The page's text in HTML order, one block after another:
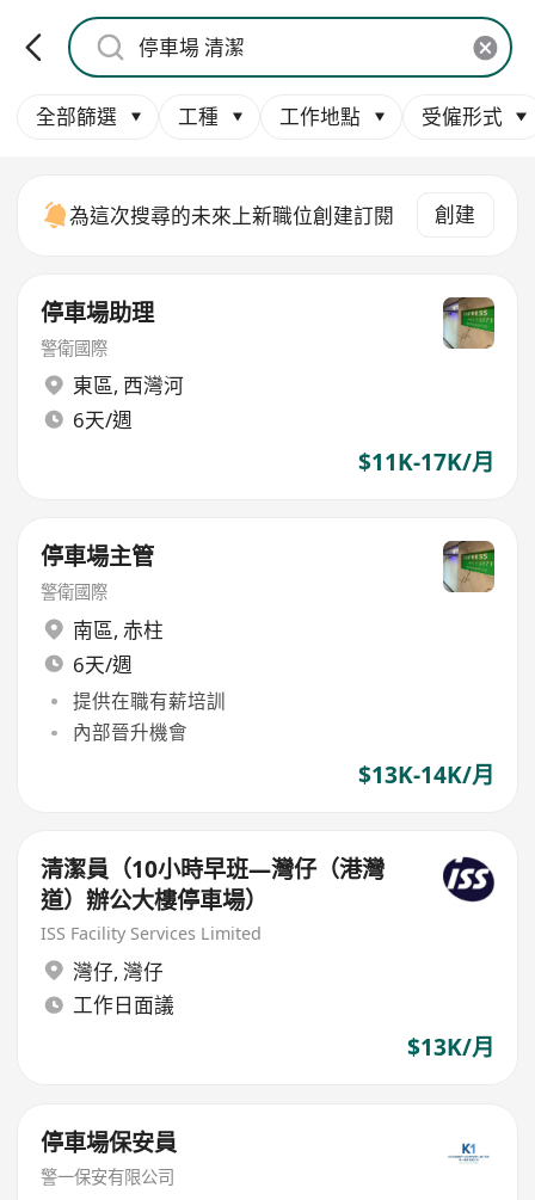
全部篩選 工種 工作地點 受僱形式
為這次搜尋的未來上新職位創建訂閱 創建
停車場助理
警衛國際
東區, 西灣河
6天/週
$11K-17K/月
停車場主管
警衛國際
南區, 赤柱
6天/週
提供在職有薪培訓
內部晉升機會
$13K-14K/月
清潔員（10小時早班—灣仔（港灣
道）辦公大樓停車場）
ISS Facility Services Limited
灣仔, 灣仔
工作日面議
$13K/月
停車場保安員
警一保安有限公司